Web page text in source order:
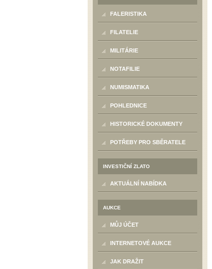
FALERISTIKA
FILATELIE
MILITÁRIE
NOTAFILIE
NUMISMATIKA
POHLEDNICE
HISTORICKÉ DOKUMENTY
POTŘEBY PRO SBĚRATELE
INVESTIČNÍ ZLATO
AKTUÁLNÍ NABÍDKA
AUKCE
MŮJ ÚČET
INTERNETOVÉ AUKCE
JAK DRAŽIT